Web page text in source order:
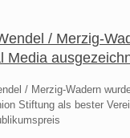
/ Merzig-
Media
/ Merzig-Wadern
Stiftung als bester